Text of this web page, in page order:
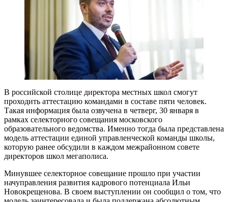
В российской столице директора местных школ смогут
проходить аттестацию командами в составе пяти человек.
Такая информация была озвучена в четверг, 30 января в
рамках селекторного совещания московского
образовательного ведомства. Именно тогда была представлена
модель аттестации единой управленческой команды школы,
которую ранее обсудили в каждом межрайонном совете
директоров школ мегаполиса.
Минувшее селекторное совещание прошло при участии
начуправления развития кадрового потенциала Ильи
Новокрещенова. В своем выступлении он сообщил о том, что